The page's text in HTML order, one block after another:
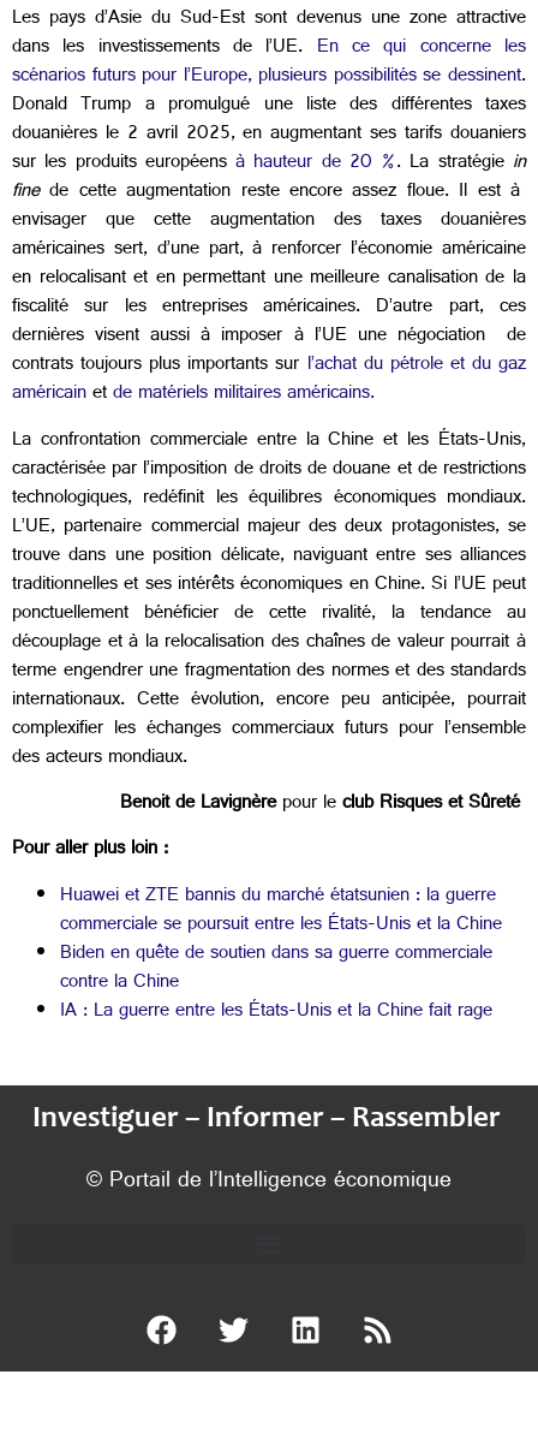
Les pays d’Asie du Sud-Est sont devenus une zone attractive
dans les investissements de l’UE. En ce qui concerne les
scénarios futurs pour l’Europe, plusieurs possibilités se dessinent.
Donald Trump a promulgué une liste des différentes taxes
douanières le 2 avril 2025, en augmentant ses tarifs douaniers
sur les produits européensà hauteur de 20 %. La stratégie in
finede cette augmentation reste encore assez floue. Il est à
envisager que cette augmentation des taxes douanières
américaines sert, d’une part, à renforcer l’économie américaine
en relocalisant et en permettant une meilleure canalisation de la
fiscalité sur les entreprises américaines. D’autre part, ces
dernières visent aussi à imposer à l’UE une négociation de
contrats toujours plus importants sur l’achat du pétrole et du gaz
américainetde matériels militaires américains.
La confrontation commerciale entre la Chine et les États-Unis,
caractérisée par l’imposition de droits de douane et de restrictions
technologiques, redéfinit les équilibres économiques mondiaux.
L’UE, partenaire commercial majeur des deux protagonistes, se
trouve dans une position délicate, naviguant entre ses alliances
traditionnelles et ses intérêts économiques en Chine. Si l’UE peut
ponctuellement bénéficier de cette rivalité, la tendance au
découplage et à la relocalisation des chaînes de valeur pourrait à
terme engendrer une fragmentation des normes et des standards
internationaux. Cette évolution, encore peu anticipée, pourrait
complexifier les échanges commerciaux futurs pour l’ensemble
des acteurs mondiaux.
Benoit de Lavignèrepour leclub Risques et Sûreté
Pour aller plus loin :
Huawei et ZTE bannis du marché étatsunien : la guerre
commerciale se poursuit entre les États-Unis et la Chine
Biden en quête de soutien dans sa guerre commerciale
contre la Chine
IA : La guerre entre les États-Unis et la Chine fait rage
Investiguer – Informer – Rassembler
© Portail de l’Intelligence économique